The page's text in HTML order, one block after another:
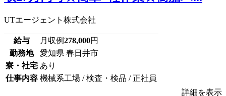
UTエージェント株式会社
給与 月収例278,000円
勤務地
愛知県 春日井市
寮・社宅 あり
仕事内容 機械系工場 / 検査・検品 / 正社員
詳細を表示